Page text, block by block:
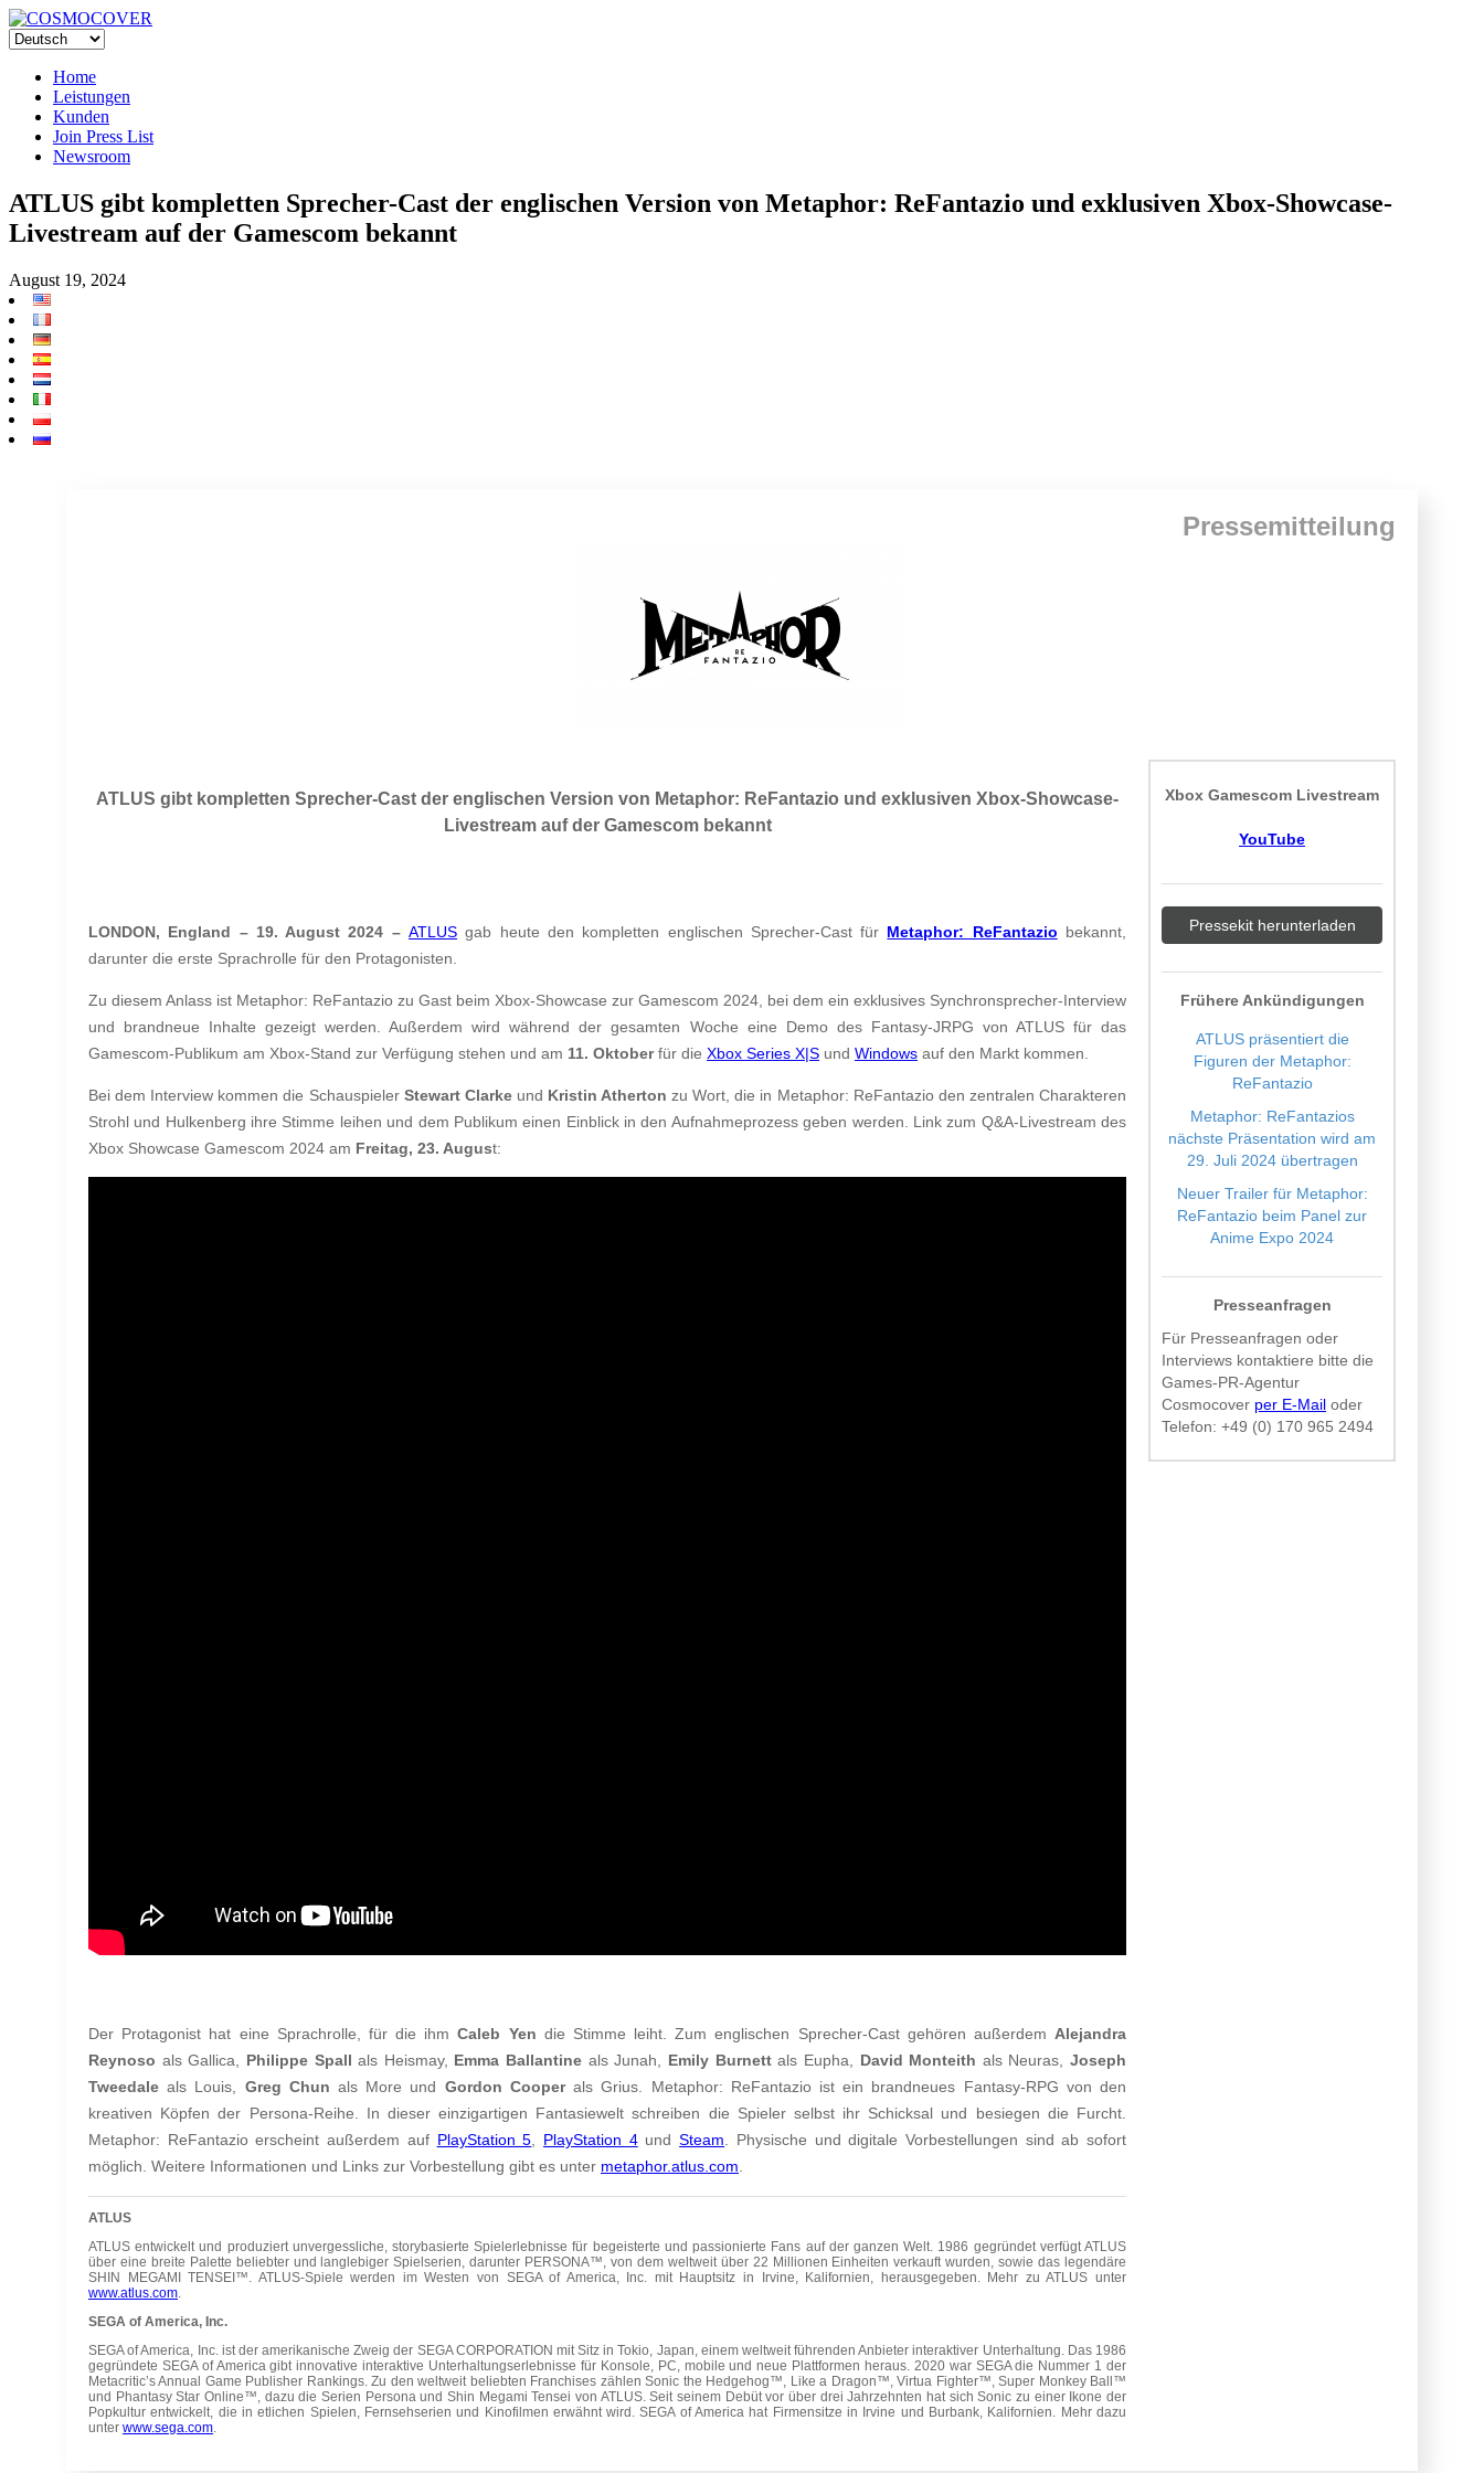
Home
Leistungen
Kunden
Join Press List
Newsroom
ATLUS gibt kompletten Sprecher-Cast der englischen Version von Metaphor: ReFantazio und exklusiven Xbox-Showcase-
Livestream auf der Gamescom bekannt
August 19, 2024
Pressemitteilung
ATLUS gibt kompletten Sprecher-Cast der englischen Version von Metaphor: ReFantazio und exklusiven Xbox-Showcase-
Livestream auf der Gamescom bekannt
LONDON, England – 19. August 2024 –ATLUS gab heute den kompletten englischen Sprecher-Cast für Metaphor: ReFantazio bekannt,
darunter die erste Sprachrolle für den Protagonisten.
Zu diesem Anlass ist Metaphor: ReFantazio zu Gast beim Xbox-Showcase zur Gamescom 2024, bei dem ein exklusives Synchronsprecher-Interview
und brandneue Inhalte gezeigt werden. Außerdem wird während der gesamten Woche eine Demo des Fantasy-JRPG von ATLUS für das
Gamescom-Publikum am Xbox-Stand zur Verfügung stehen und am 11. Oktoberfür die Xbox Series X|S und Windows auf den Markt kommen.
Bei dem Interview kommen die Schauspieler Stewart Clarkeund Kristin Atherton zu Wort, die in Metaphor: ReFantazio den zentralen Charakteren
Strohl und Hulkenberg ihre Stimme leihen und dem Publikum einen Einblick in den Aufnahmeprozess geben werden. Link zum Q&A-Livestream des
Xbox Showcase Gamescom 2024 am Freitag, 23. August:
Der Protagonist hat eine Sprachrolle, für die ihmCaleb Yen die Stimme leiht.Zum englischen Sprecher-Cast gehören außerdem Alejandra
Reynoso als Gallica, Philippe Spall als Heismay, Emma Ballantine als Junah, Emily Burnettals Eupha, David Monteith als Neuras,Joseph
Tweedale als Louis, Greg Chun als More und Gordon Cooperals Grius. Metaphor: ReFantazioist ein brandneues Fantasy-RPG von den
kreativen Köpfen der Persona-Reihe. In dieser einzigartigen Fantasiewelt schreiben die Spieler selbst ihr Schicksal und besiegen die Furcht.
Metaphor: ReFantazioerscheint außerdem auf PlayStation 5 PlayStation 4undSteam . Physische und digitale Vorbestellungen sind ab sofort
möglich. Weitere Informationen und Links zur Vorbestellung gibt es unter metaphor.atlus.com
ATLUS
ATLUS entwickelt und produziert unvergessliche, storybasierte Spielerlebnisse für begeisterte und passionierte Fans auf der ganzen Welt. 1986 gegründet verfügt ATLUS
über eine breite Palette beliebter und langlebiger Spielserien, darunter PERSONA™, von dem weltweit über 22 Millionen Einheiten verkauft wurden, sowie das legendäre
SHIN MEGAMI TENSEI™. ATLUS-Spiele werden im Westen von SEGA of America, Inc. mit Hauptsitz in Irvine, Kalifornien, herausgegeben. Mehr zu ATLUS unter
www.atlus.com.
SEGA of America, Inc.
SEGA of America, Inc. ist der amerikanische Zweig der SEGA CORPORATION mit Sitz in Tokio, Japan, einem weltweit führenden Anbieter interaktiver Unterhaltung. Das 1986
gegründete SEGA of America gibt innovative interaktive Unterhaltungserlebnisse für Konsole, PC, mobile und neue Plattformen heraus. 2020 war SEGA die Nummer 1 der
Metacritic’s Annual Game Publisher Rankings. Zu den weltweit beliebten Franchises zählen Sonic the Hedgehog™, Like a Dragon™, Virtua Fighter™, Super Monkey Ball™
und Phantasy Star Online™, dazu die Serien Persona und Shin Megami Tensei von ATLUS. Seit seinem Debüt vor über drei Jahrzehnten hat sich Sonic zu einer Ikone der
Popkultur entwickelt, die in etlichen Spielen, Fernsehserien und Kinofilmen erwähnt wird. SEGA of America hat Firmensitze in Irvine und Burbank, Kalifornien. Mehr dazu
unter www.sega.com.
Xbox Gamescom Livestream
YouTube
Pressekit herunterladen
Frühere Ankündigungen
ATLUS präsentiert die
Figuren der Metaphor:
ReFantazio
Metaphor: ReFantazios
nächste Präsentation wird am
29. Juli 2024 übertragen
Neuer Trailer für Metaphor:
ReFantazio beim Panel zur
Anime Expo 2024
Presseanfragen
Für Presseanfragen oder
Interviews kontaktiere bitte die
Games-PR-Agentur
Cosmocover per E-Mail oder
Telefon: +49 (0) 170 965 2494